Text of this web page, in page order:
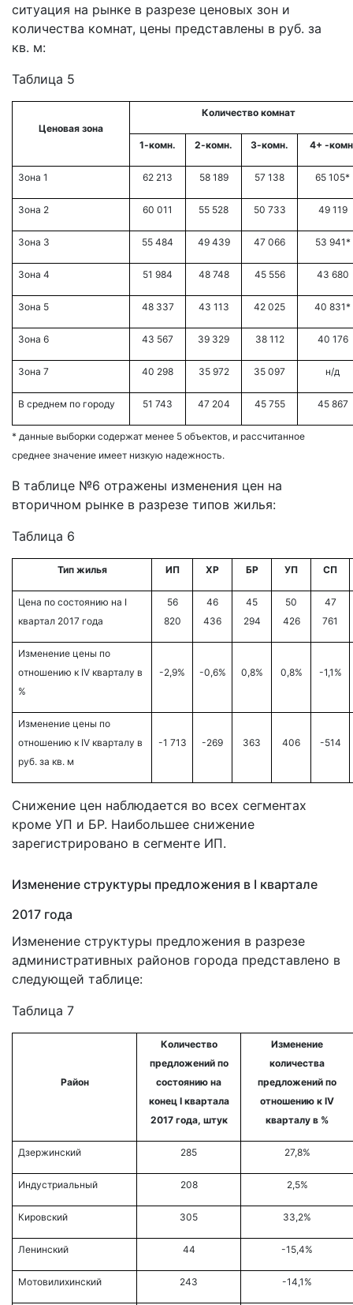
ситуация на рынке в разрезе ценовых зон и
количества комнат, цены представлены в руб. за
кв. м:
Таблица 5
Ценовая зона
Количество комнат
1-комн. 2-комн. 3-комн. 4+ -
Зона 1 62 213 58 189 57 138 65 105*
Зона 2 60 011 55 528 50 733 49 119
Зона 3 55 484 49 439 47 066 53 941*
Зона 4 51 984 48 748 45 556 43 680
Зона 5 48 337 43 113 42 025 40 831*
Зона 6 43 567 39 329 38 112 40 176
Зона 7 40 298 35 972 35 097 н/д
В среднем по городу 51 743 47 204 45 755 45 867
* данные выборки содержат менее 5 объектов, и рассчитанное
среднее значение имеет низкую надежность.
В таблице №6 отражены изменения цен на
вторичном рынке в разрезе типов жилья:
Таблица 6
Тип жилья ИП ХР БР УП СП
Цена по состоянию на I
квартал 2017 года
56
820
46
436
45
294
50
426
47
761
Изменение цены по
отношению к IV кварталу в
%
-2,9% -0,6% 0,8% 0,8% -1,1%
Изменение цены по
отношению к IV кварталу в
руб. за кв. м
-1 713 -269 363 406 -514
Снижение цен наблюдается во всех сегментах
кроме УП и БР. Наибольшее снижение
зарегистрировано в сегменте ИП.
Изменение структуры предложения в I квартале
2017 года
Изменение структуры предложения в разрезе
административных районов города представлено в
следующей таблице:
Таблица 7
Район
Количество
предложений по
состоянию на
конец I квартала
2017года, штук
Изменение
количества
предложений по
отношению к IV
кварталу в %
Дзержинский 285 27,8%
Индустриальный 208 2,5%
Кировский 305 33,2%
Ленинский 44 -15,4%
Мотовилихинский 243 -14,1%